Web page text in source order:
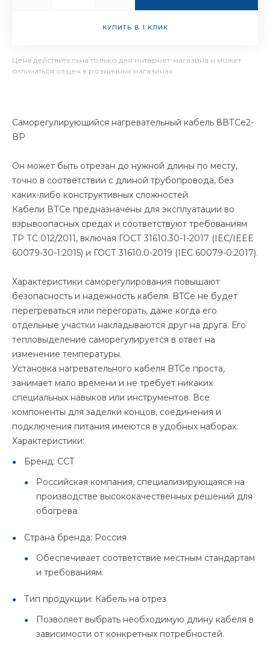
КУПИТЬ В 1 КЛИК
Цена действительна только для интернет-магазина и может
отличаться от цен в розничных магазинах
Саморегулирующийся нагревательный кабель 8ВТСе2-
ВР
Он может быть отрезан до нужной длины по месту,
точно в соответствии с длиной трубопровода, без
каких-либо конструктивных сложностей.
Кабели ВТСе предназначены для эксплуатации во
взрывоопасных средах и соответствуют требованиям
ТР ТС 012/2011, включая ГОСТ 31610.30-1-2017 (IEC/IEEE
60079-30-1:2015) и ГОСТ 31610.0-2019 (IEC 60079-0:2017).
Характеристики саморегулирования повышают
безопасность и надежность кабеля. BTCе не будет
перегреваться или перегорать, даже когда его
отдельные участки накладываются друг на друга. Его
тепловыделение саморегулируется в ответ на
изменение температуры.
Установка нагревательного кабеля BTCе проста,
занимает мало времени и не требует никаких
специальных навыков или инструментов. Все
компоненты для заделки концов, соединения и
подключения питания имеются в удобных наборах.
Характеристики:
Бренд: ССТ
Российская компания, специализирующаяся на
производстве высококачественных решений для
обогрева.
Страна бренда: Россия
Обеспечивает соответствие местным стандартам
и требованиям.
Тип продукции: Кабель на отрез
Позволяет выбрать необходимую длину кабеля в
зависимости от конкретных потребностей.